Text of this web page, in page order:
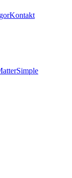
Kontakt
Simple